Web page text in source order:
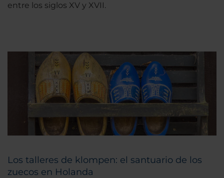
entre los siglos XV y XVII.
Los talleres de klompen: el santuario de los
zuecos en Holanda